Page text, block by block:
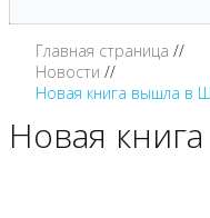
Главная страница
Новости
Новая книга вышла в
Новая